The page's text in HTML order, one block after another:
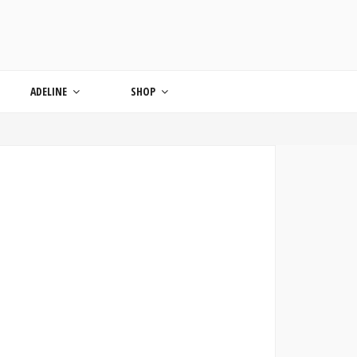
ADELINE SHOP